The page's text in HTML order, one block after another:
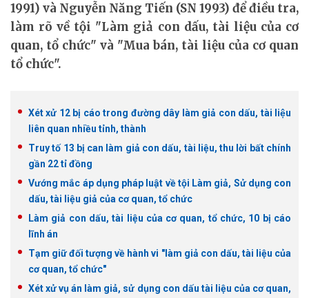
1991) và Nguyễn Năng Tiến (SN 1993) để điều tra,
làm rõ về tội "Làm giả con dấu, tài liệu của cơ
quan, tổ chức" và "Mua bán, tài liệu của cơ quan
tổ chức".
Xét xử 12 bị cáo trong đường dây làm giả con dấu, tài liệu
liên quan nhiều tỉnh, thành
Truy tố 13 bị can làm giả con dấu, tài liệu, thu lời bất chính
gần 22 tỉ đồng
Vướng mắc áp dụng pháp luật về tội Làm giả, Sử dụng con
dấu, tài liệu giả của cơ quan, tổ chức
Làm giả con dấu, tài liệu của cơ quan, tổ chức, 10 bị cáo
lĩnh án
Tạm giữ đối tượng về hành vi "làm giả con dấu, tài liệu của
cơ quan, tổ chức"
Xét xử vụ án làm giả, sử dụng con dấu tài liệu của cơ quan,